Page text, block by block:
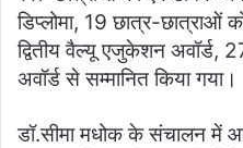
डिप्लोमा, 19 छात्र-छात्राओं
द्वितीय वैल्यू एजुकेशन अवॉर्ड,
अवॉर्ड से सम्मानित किया गया।
डॉ.सीमा मधोक के संचालन में